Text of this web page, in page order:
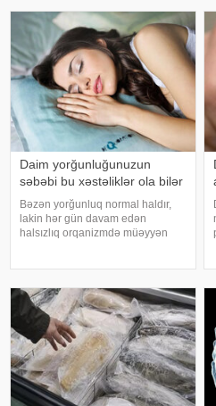
ağırlaşdıra bilər. xəbər verir ki,
yüksə
Daim yorğunluğunuzun
səbəbi bu xəstəliklər ola bilər
Bəzən yorğunluq normal haldır,
lakin hər gün davam edən
halsızlıq orqanizmdə müəyyən
qan azlığı, qalxanabənzər vəz
xəstəlikləri, şəkərl